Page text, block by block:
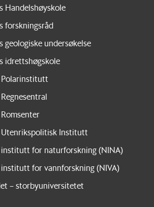
Handelshøyskole
forskningsråd
geologiske undersøkelse
idrettshøgskole
Institutt
for naturforskning (NINA)
for vannforskning (NIVA)
– storbyuniversitetet